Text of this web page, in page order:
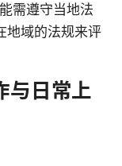
需遵守当地法
地域的法规来评
与日常上